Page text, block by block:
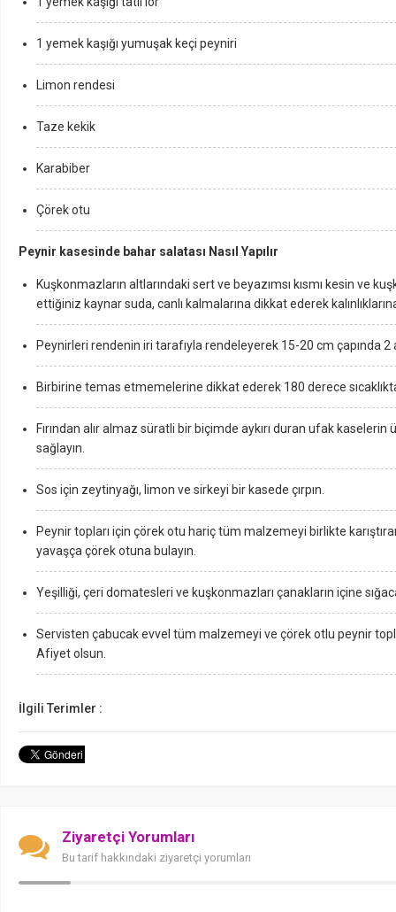
1 yemek kaşığı yumuşak keçi peyniri
Limon rendesi
Taze kekik
Karabiber
Çörek otu
Peynir kasesinde bahar salatası Nasıl Yapılır
Kuşkonmazların altlarındaki sert ve beyazımsı kısmı kesin ve
ettiğiniz kaynar suda, canlı kalmalarına dikkat ederek
Peynirleri rendenin iri tarafıyla rendeleyerek 15-20 cm çapında
Birbirine temas etmemelerine dikkat ederek 180 derece
Fırından alır almaz süratli bir biçimde aykırı duran ufak
sağlayın.
Sos için zeytinyağı, limon ve sirkeyi bir kasede çırpın.
Peynir topları için çörek otu hariç tüm malzemeyi birlikte
yavaşça çörek otuna bulayın.
Yeşilliği, çeri domatesleri ve kuşkonmazları çanakların içine
Servisten çabucak evvel tüm malzemeyi ve çörek otlu peynir
Afiyet olsun.
İlgili Terimler :
Ziyaretçi Yorumları
Bu tarif hakkındaki ziyaretçi yorumları